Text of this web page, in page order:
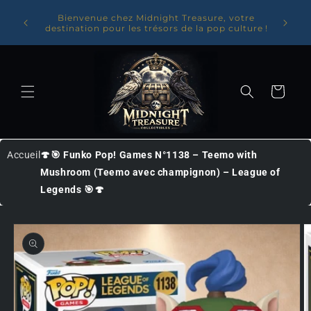
Ignorer et
passer au
✨Entrez dans l'univers de Midnight Treasure : 10
% offerts sur votre première commande avec le
code BIENVENUE10✨
avec
Panier
Accueil🍄🎯 Funko Pop! Games N°1138 – Teemo with
Mushroom (Teemo avec champignon) – League of
Legends 🎯🍄
Passer
aux
informations
produits